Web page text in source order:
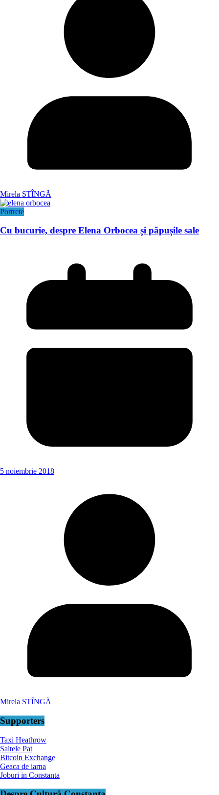
Mirela STÎNGĂ
Portrete
Cu bucurie, despre Elena Orbocea și păpușile sale
5 noiembrie 2018
Mirela STÎNGĂ
Supporters
Taxi Heathrow
Saltele Pat
Bitcoin Exchange
Geaca de iarna
Joburi in Constanta